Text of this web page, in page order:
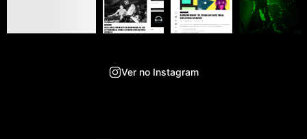
Ver no Instagram